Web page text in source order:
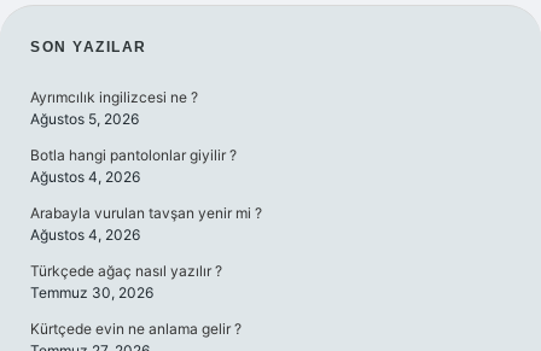
SIDEBAR
SON YAZILAR
Ayrımcılık ingilizcesi ne ?
Ağustos 5, 2026
Botla hangi pantolonlar giyilir ?
Ağustos 4, 2026
Arabayla vurulan tavşan yenir mi ?
Ağustos 4, 2026
Türkçede ağaç nasıl yazılır ?
Temmuz 30, 2026
Kürtçede evin ne anlama gelir ?